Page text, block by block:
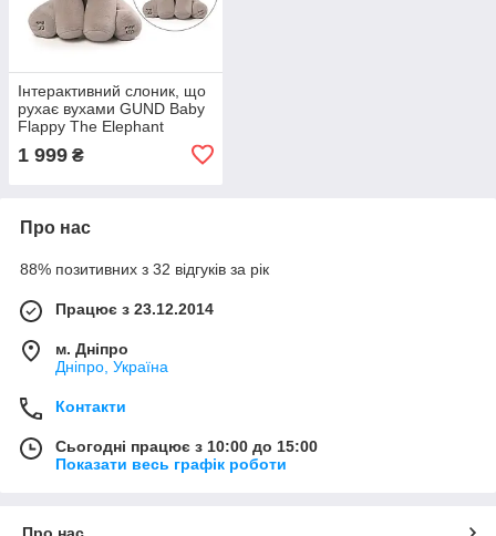
Інтерактивний слоник, що
рухає вухами GUND Baby
Flappy The Elephant
1 999 ₴
Про нас
88% позитивних з 32 відгуків за рік
Працює з 23.12.2014
м. Дніпро
Дніпро, Україна
Контакти
Сьогодні працює з 10:00 до 15:00
Показати весь графік роботи